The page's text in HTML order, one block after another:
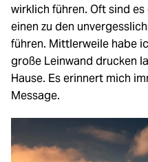
wirklich führen. Oft sind
einen zu den
führen. Mittlerweile habe
große Leinwand drucken
Hause. Es erinnert mich
Message.